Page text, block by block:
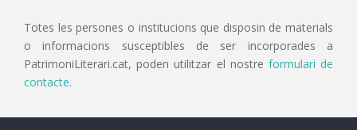
Totes les persones o institucions que disposin de materials
o informacions susceptibles de ser incorporades a
PatrimoniLiterari.cat, poden utilitzar el nostre formulari de
contacte.